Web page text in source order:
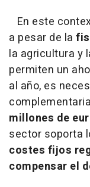
En este
a pesar de la
la agricultura y
permiten un
al año, es
millones de
sector soporta
costes fijos
compensar el